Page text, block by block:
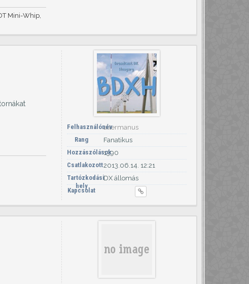
Mini-Whip,
Felhasználónévaltermanus
Rang
Fanatikus
Hozzászólások1390
Csatlakozott2013.06.14. 12:21
Tartózkodási
hely
DX állomás
Kapcsolat